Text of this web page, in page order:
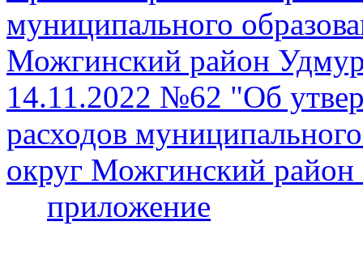
муниципального
Можгинский район
14.11.2022 №62 "Об
расходов
округ Можгинский
приложение